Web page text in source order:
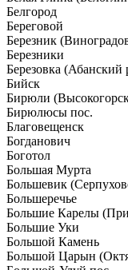
Белгород
Береговой
Березник
Березники
Березовка (Абанский
Бийск
Бирюли
Бирюлюсы пос.
Благовещенск
Богданович
Боготол
Большая Мурта
Большевик
Большеречье
Большие Карелы
Большие Уки
Большой Камень
Большой Царын